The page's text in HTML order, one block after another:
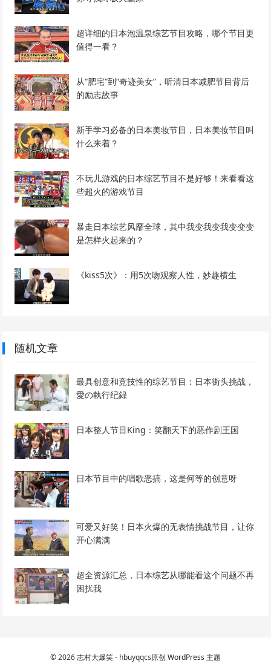
超详细的日本泡温泉综艺节目攻略，哪个节目更
值得一看？
从“肥宅”到“奇迹美女”，听清日本减肥节目背后
的励志故事
新手学习必备的日本美妆节目，日本美妆节目叫
什么来着？
不玩儿游戏的日本综艺节目不是好够！来看看这
些超火的游戏节目
暴走日本综艺风靡全球，其中我变我变我变变变
是怎样火起来的？
《kiss5次》：用5次吻观察人性，妙趣横生
随机文章
最具创意和竞技性的综艺节目：日本街头挑战，
愛の執行纪録
日本整人节目King：笑翻天下的恶作剧王国
日本节目中的唱歌恶搞，这是何等的创意呀
可爱又好笑！日本火爆的无表情挑战节目，让你
开心满满
超全资源汇总，日本综艺从哪能看这个问题不再
困扰我
© 2026志村大爆笑- hbuyqqcs原创 WordPress 主题